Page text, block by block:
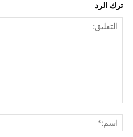
ترك الرد